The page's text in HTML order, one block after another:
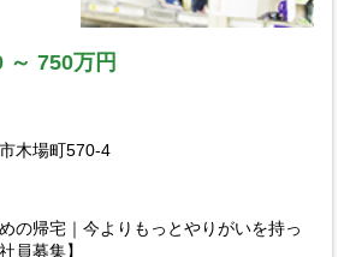
～ 750万円
木場町570-4
の帰宅｜今よりもっとやりがいを持っ
員募集】